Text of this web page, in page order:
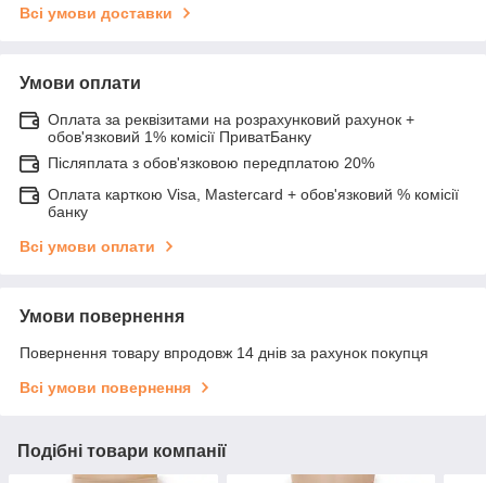
Всі умови доставки
Умови оплати
Оплата за реквізитами на розрахунковий рахунок +
обов'язковий 1% комісії ПриватБанку
Післяплата з обов'язковою передплатою 20%
Оплата карткою Visa, Mastercard + обов'язковий % комісії
банку
Всі умови оплати
Умови повернення
Повернення товару впродовж 14 днів за рахунок покупця
Всі умови повернення
Подібні товари компанії